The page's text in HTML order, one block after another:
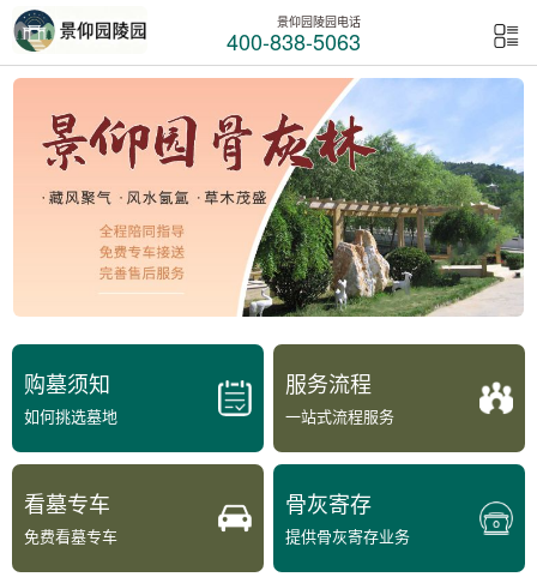
景仰园陵园电话
400-838-5063
购墓须知
如何挑选墓地
服务流程
一站式流程服务
看墓专车
免费看墓专车
骨灰寄存
提供骨灰寄存业务